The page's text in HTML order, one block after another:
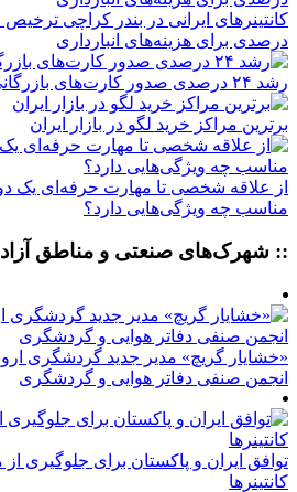
درصدی برای هزینه‌های انبارداری
رشد ۲۴ درصدی صدور کارت‌های بازرگانی در گرگان
برترین مراکز خرید لگو در بازار ایران
از علاقه شخصی تا مهارت حرفه‌ای یک
مناسب چه ویژگی‌هایی دارد؟
:: شهرک‌های صنعتی و مناطق آزاد
«خشایار گریچ» مدیر جدید گردشگری
انجمن صنفی دفاتر هوایی و گردشگری
توافق ایران و پاکستان برای جلوگیری
کانتینرها